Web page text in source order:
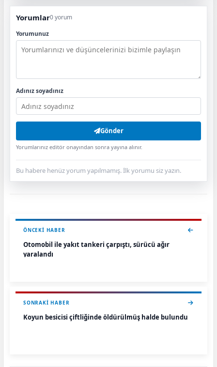
Yorumlar0 yorum
Yorumunuz
Adınız soyadınız
Gönder
Yorumlarınız editör onayından sonra yayına alınır.
Bu habere henüz yorum yapılmamış. İlk yorumu siz yazın.
ÖNCEKI HABER
Otomobil ile yakıt tankeri çarpıştı, sürücü ağır
yaralandı
SONRAKI HABER
Koyun besicisi çiftliğinde öldürülmüş halde bulundu